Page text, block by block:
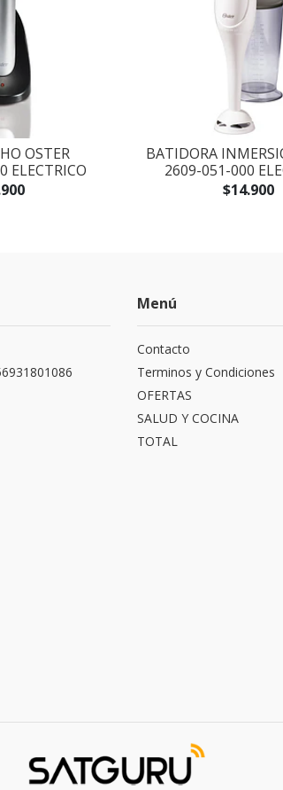
OSTER
ELECTRICO
BATIDORA
2609-051-000
$14.900
Menú
Contacto
Terminos y Condiciones
OFERTAS
SALUD Y COCINA
TOTAL